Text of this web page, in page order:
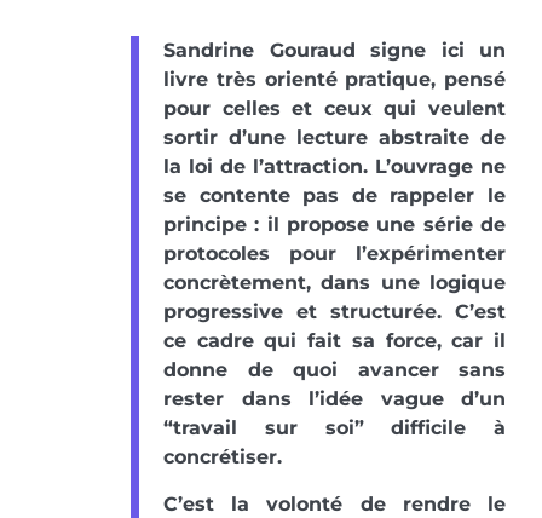
Sandrine Gouraud signe ici un
livre très orienté pratique, pensé
pour celles et ceux qui veulent
sortir d’une lecture abstraite de
la loi de l’attraction. L’ouvrage ne
se contente pas de rappeler le
principe : il propose une série de
protocoles pour l’expérimenter
concrètement, dans une logique
progressive et structurée. C’est
ce cadre qui fait sa force, car il
donne de quoi avancer sans
rester dans l’idée vague d’un
“travail sur soi” difficile à
concrétiser.
C’est la volonté de rendre le